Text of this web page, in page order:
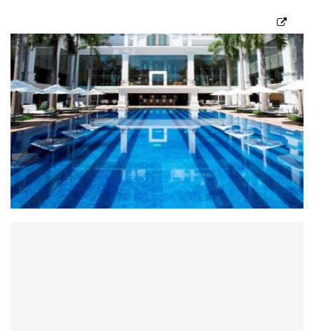
Vietnam Laos Cambodge